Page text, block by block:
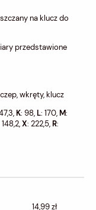
na klucz do
przedstawione
wkręty, klucz
K: 98,L: 170,M:
148,2,X: 222,5,R:
14,99 zł